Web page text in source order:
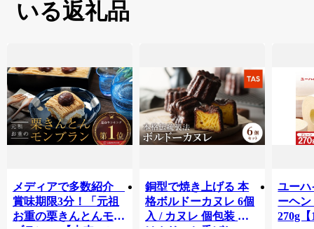
いる返礼品
メディアで多数紹介
賞味期限3分！「元祖
お重の栗きんとんモン
銅型で焼き上げる 本
格ボルドーカヌレ 6個
入 / カヌレ 個包装 外
ユーハ
ーヘ
270g【